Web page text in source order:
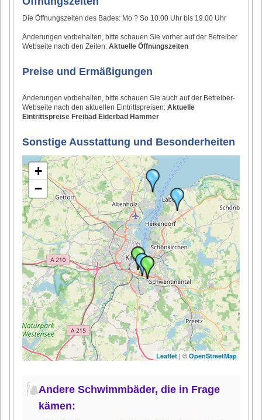
Die Öffnungszeiten des Bades: Mo ? So 10.00 Uhr bis 19.00 Uhr
Änderungen vorbehalten, bitte schauen Sie vorher auf der Betreiber
Webseite nach den Zeiten:Aktuelle Öffnungszeiten
Preise und Ermäßigungen
Änderungen vorbehalten, bitte schauen Sie auch auf der Betreiber-
Webseite nach den aktuellen Eintrittspreisen:Aktuelle
Eintrittspreise Freibad Eiderbad Hammer
Sonstige Ausstattung und Besonderheiten
+
−
Leaflet| © OpenStreetMap
Andere Schwimmbäder, die in Frage
kämen: